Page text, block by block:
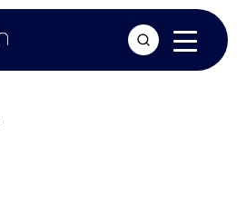
arrow_forward